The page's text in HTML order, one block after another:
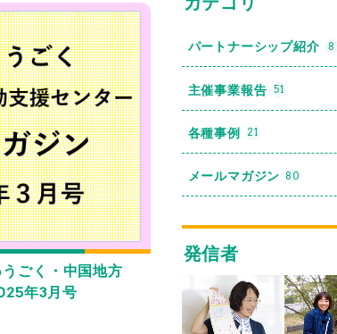
ごく・中国地方
年3月号
パートナーシップ紹介 8
主催事業報告 51
各種事例 21
メールマガジン 80
発信者